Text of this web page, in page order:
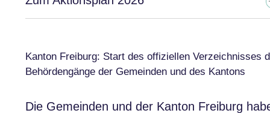
Kanton Freiburg: Start des offiziellen Verzeichnisses
Behördengänge der Gemeinden und des Kantons
Die Gemeinden und der Kanton Freiburg